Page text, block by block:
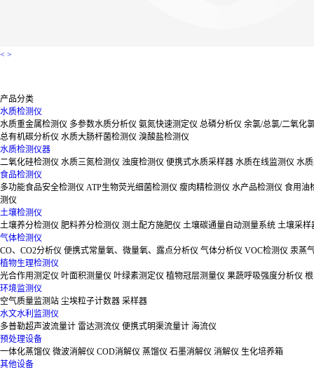
< >
产品分类
水质检测仪
水质重金属检测仪 多参数水质分析仪 氨氮快速测定仪 总磷分析仪 余氯/总氯/二氧化
总有机碳分析仪 水质大肠杆菌检测仪 溴酸盐检测仪
水质检测仪器
二氧化硅检测仪 水质三氮检测仪 浊度检测仪 便携式水质采样器 水质在线监测仪 水
食品检测仪
多功能食品安全检测仪 ATP生物荧光细菌检测仪 瘦肉精检测仪 水产品检测仪 食用油
测仪
土壤检测仪
土壤养分检测仪 肥料养分检测仪 测土配方施肥仪 土壤碳通量自动测量系统 土壤采样
气体检测仪
CO、CO2分析仪 便携式常量氧、微量氧、露点分析仪 气体分析仪 VOC检测仪 汞蒸
植物生理检测仪
光合作用测定仪 叶面积测量仪 叶绿素测定仪 植物冠层测量仪 果蔬呼吸强度分析仪
环境监测仪
空气质量监测站 尘埃粒子计数器 采样器
水文水利监测仪
多普勒超声波流量计 雷达测流仪 便携式明渠流量计 海流仪
预处理设备
一体化蒸馏仪 微波消解仪 COD消解仪 蒸馏仪 石墨消解仪 消解仪 生化培养箱
其他设备